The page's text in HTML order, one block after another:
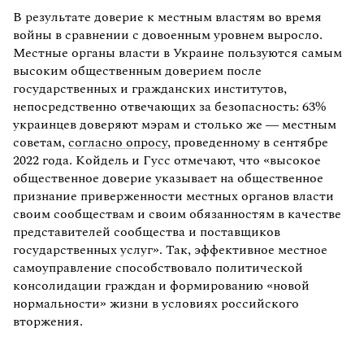
В результате доверие к местным властям во время
войны в сравнении с довоенным уровнем выросло.
Местные органы власти в Украине пользуются самым
высоким общественным доверием после
государственных и гражданских институтов,
непосредственно отвечающих за безопасность: 63%
украинцев доверяют мэрам и столько же — местным
советам,согласно опросу, проведенному в сентябре
2022 года. Койдель и Гусс отмечают, что «высокое
общественное доверие указывает на общественное
признание приверженности местных органов власти
своим сообществам и своим обязанностям в качестве
представителей сообщества и поставщиков
государственных услуг». Так, эффективное местное
самоуправление способствовало политической
консолидации граждан и формированию «новой
нормальности» жизни в условиях российского
вторжения.